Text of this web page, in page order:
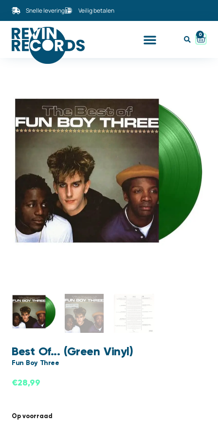
Snelle levering Veilig betalen
0
Best Of... (Green Vinyl)
Fun Boy Three
€28,99
Op voorraad